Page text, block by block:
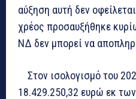
αύξηση αυτή δεν
χρέος προσαυξήθηκε
ΝΔ δεν μπορεί να
Στον ισολογισμό του
18.429.250,32 ευρώ εκ